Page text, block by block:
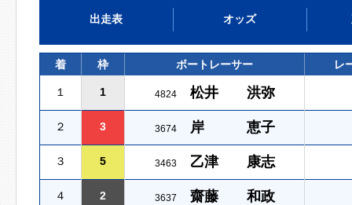
出走表 オッズ
着 枠 ボートレーサー レ
１ 1 4824 松井 洪弥
２ 3 3674 岸 恵子
３ 5 3463 乙津 康志
４ 2 3637 齋藤 和政